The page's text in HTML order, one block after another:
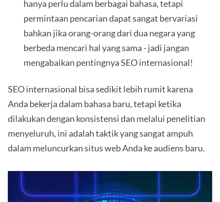
hanya perlu dalam berbagai bahasa, tetapi
permintaan pencarian dapat sangat bervariasi
bahkan jika orang-orang dari dua negara yang
berbeda mencari hal yang sama - jadi jangan
mengabaikan pentingnya SEO internasional!
SEO internasional bisa sedikit lebih rumit karena
Anda bekerja dalam bahasa baru, tetapi ketika
dilakukan dengan konsistensi dan melalui penelitian
menyeluruh, ini adalah taktik yang sangat ampuh
dalam meluncurkan situs web Anda ke audiens baru.